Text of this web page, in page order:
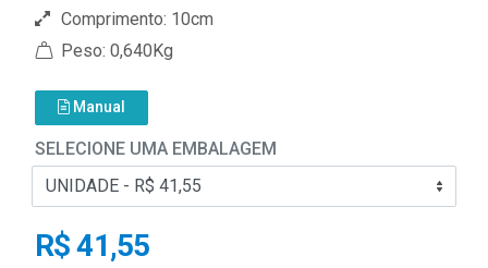
Comprimento: 10cm
Peso: 0,640Kg
Manual
SELECIONE UMA EMBALAGEM
R$ 41,55